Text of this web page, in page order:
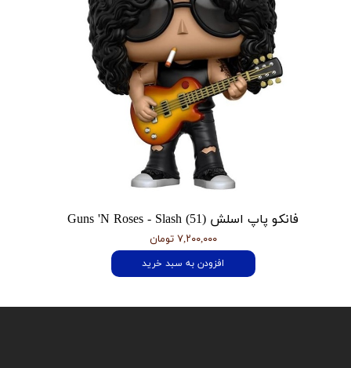
فانکو پاپ اسلش Guns 'N Roses - Slash (51)
۷,۲۰۰,۰۰۰ تومان
افزودن به سبد خرید